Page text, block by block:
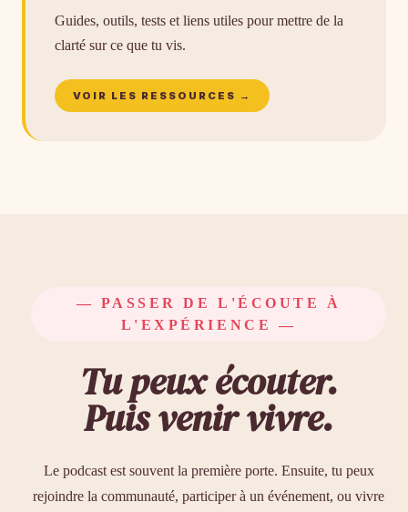
Guides, outils, tests et liens utiles pour mettre de la
clarté sur ce que tu vis.
VOIR LES RESSOURCES →
— PASSER DE L'ÉCOUTE À
L'EXPÉRIENCE —
Tu peux écouter.
Puis venir vivre.
Le podcast est souvent la première porte. Ensuite, tu peux
rejoindre la communauté, participer à un événement, ou vivre